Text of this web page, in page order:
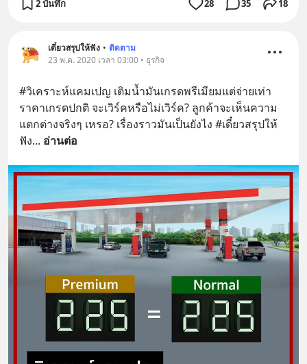
2 บันทึก 28 35 18
เดี๋ยวสรุปให้ฟัง • ติดตาม
23 พ.ค. 2020 เวลา 03:00 • ธุรกิจ
#วิเคราะห์แคมเปญ เติมน้ำมันเกรดพรีเมียมแต่จ่ายเท่า
ราคาเกรดปกติ จะเวิร์คหรือไม่เวิร์ค? ลูกค้าจะเห็นความ
แตกต่างจริงๆ เหรอ? เรื่องราวมันเป็นยังไง #เดี๋ยวสรุปให้
ฟัง... อ่านต่อ